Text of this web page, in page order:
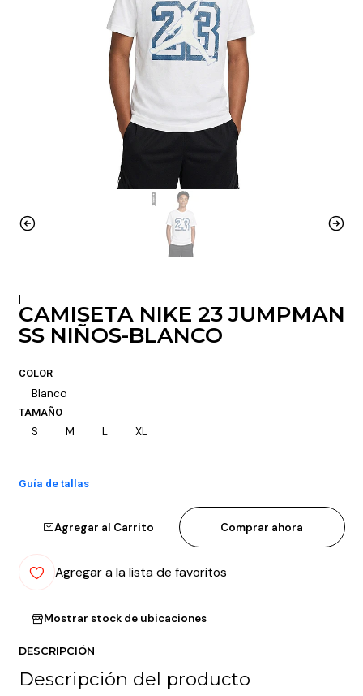
|
CAMISETA NIKE 23 JUMPMAN
SS NIÑOS-BLANCO
COLOR
Blanco
TAMAÑO
S M L XL
Guía de tallas
Agregar al Carrito Comprar ahora
Agregar a la lista de favoritos
Mostrar stock de ubicaciones
DESCRIPCIÓN
Descripción del producto